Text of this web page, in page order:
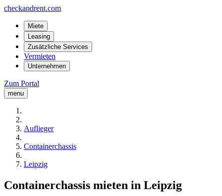
checkandrent.com
Miete
Leasing
Zusätzliche Services
Vermieten
Unternehmen
Zum Portal
menu
Auflieger
Containerchassis
Leipzig
Containerchassis mieten in Leipzig